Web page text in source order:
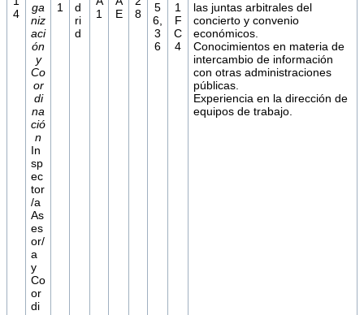
4
ga
niz
aci
ón
y
Co
or
di
na
ció
n
In
sp
ec
tor
/a
As
es
or/
a
y
Co
or
di
1
d
ri
d
1
E
8
5
6,
3
6
1
F
C
4
las juntas arbitrales del
concierto y convenio
económicos.
Conocimientos en materia de
intercambio de información
con otras administraciones
públicas.
Experiencia en la dirección de
equipos de trabajo.